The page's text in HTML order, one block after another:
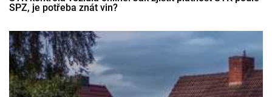
SPZ, je potřeba znát vin?